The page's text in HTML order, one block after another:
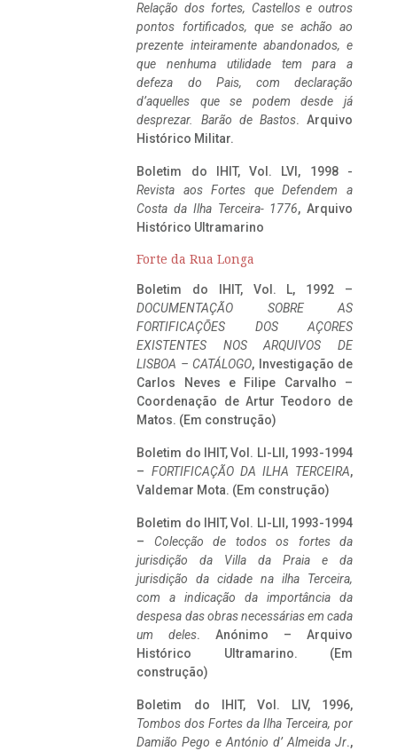
Relação dos fortes, Castellos e outros
pontos fortificados, que se achão ao
prezente inteiramente abandonados, e
que nenhuma utilidade tem para a
defeza do Pais, com declaração
d’aquelles que se podem desde já
desprezar. Barão de Bastos. Arquivo
Histórico Militar.
Boletim do IHIT, Vol. LVI, 1998 -
Revista aos Fortes que Defendem a
Costa da Ilha Terceira- 1776, Arquivo
Histórico Ultramarino
Forte da Rua Longa
Boletim do IHIT, Vol. L, 1992 –
DOCUMENTAÇÃO SOBRE AS
FORTIFICAÇÕES DOS AÇORES
EXISTENTES NOS ARQUIVOS DE
LISBOA – CATÁLOGO, Investigação de
Carlos Neves e Filipe Carvalho –
Coordenação de Artur Teodoro de
Matos. (Em construção)
Boletim do IHIT, Vol. LI-LII, 1993-1994
– FORTIFICAÇÃO DA ILHA TERCEIRA,
Valdemar Mota. (Em construção)
Boletim do IHIT, Vol. LI-LII, 1993-1994
– Colecção de todos os fortes da
jurisdição da Villa da Praia e da
jurisdição da cidade na ilha Terceira,
com a indicação da importância da
despesa das obras necessárias em cada
um deles. Anónimo – Arquivo
Histórico Ultramarino. (Em
construção)
Boletim do IHIT, Vol. LIV, 1996,
Tombos dos Fortes da Ilha Terceira, por
Damião Pego e António d’ Almeida Jr.,